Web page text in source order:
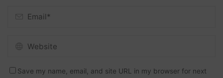
Save my name, email, and site URL in my browser for next